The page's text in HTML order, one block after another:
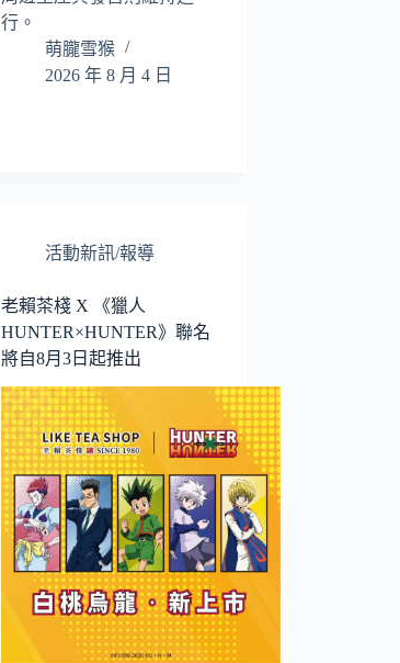
行。
萌朧雪猴
2026 年 8 月 4 日
活動新訊/報導
老賴茶棧 X 《獵人
HUNTER×HUNTER》聯名
將自8月3日起推出